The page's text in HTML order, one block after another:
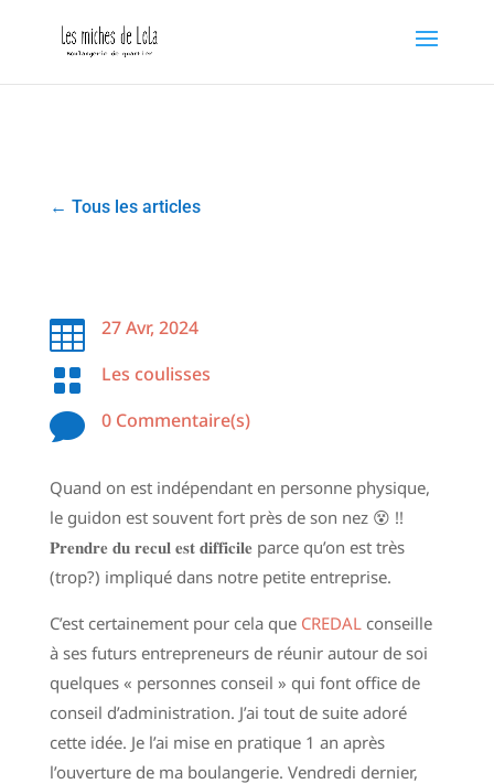
← Tous les articles
 27 Avr, 2024
 Les coulisses
 0 Commentaire(s)
Quand on est indépendant en personne physique,
le guidon est souvent fort près de son nez 😵 !!
𝐏𝐫𝐞𝐧𝐝𝐫𝐞 𝐝𝐮 𝐫𝐞𝐜𝐮𝐥 𝐞𝐬𝐭 𝐝𝐢𝐟𝐟𝐢𝐜𝐢𝐥𝐞 parce qu’on est très
(trop?) impliqué dans notre petite entreprise.
C’est certainement pour cela que CREDALconseille
à ses futurs entrepreneurs de réunir autour de soi
quelques « personnes conseil » qui font office de
conseil d’administration. J’ai tout de suite adoré
cette idée. Je l’ai mise en pratique 1 an après
l’ouverture de ma boulangerie. Vendredi dernier,